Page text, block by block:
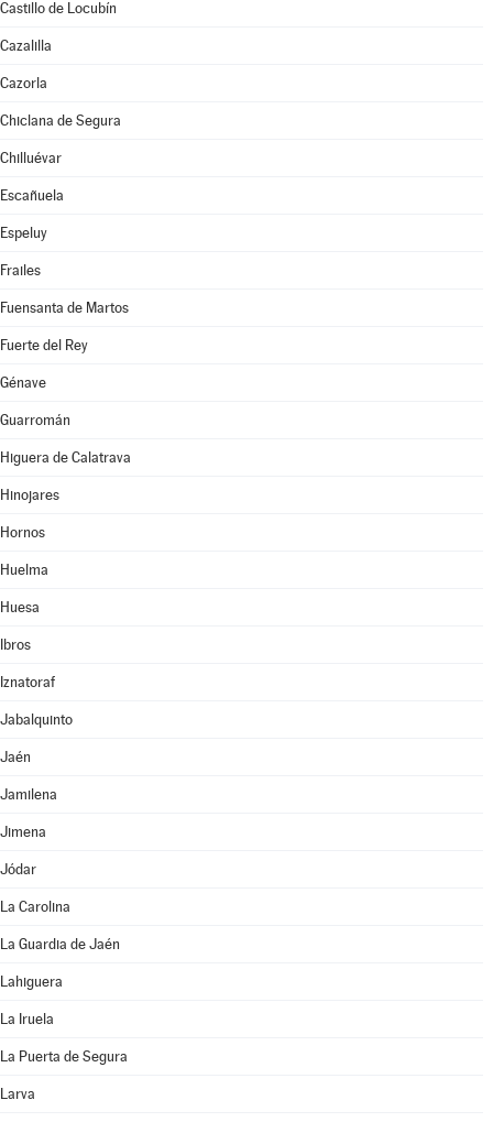
Castillo de Locubín
Cazalilla
Cazorla
Chiclana de Segura
Chilluévar
Escañuela
Espeluy
Frailes
Fuensanta de Martos
Fuerte del Rey
Génave
Guarromán
Higuera de Calatrava
Hinojares
Hornos
Huelma
Huesa
Ibros
Iznatoraf
Jabalquinto
Jaén
Jamilena
Jimena
Jódar
La Carolina
La Guardia de Jaén
Lahiguera
La Iruela
La Puerta de Segura
Larva